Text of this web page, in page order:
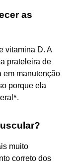
as
vitamina D. A
prateleira de
em manutenção
porque ela
muito
correto dos